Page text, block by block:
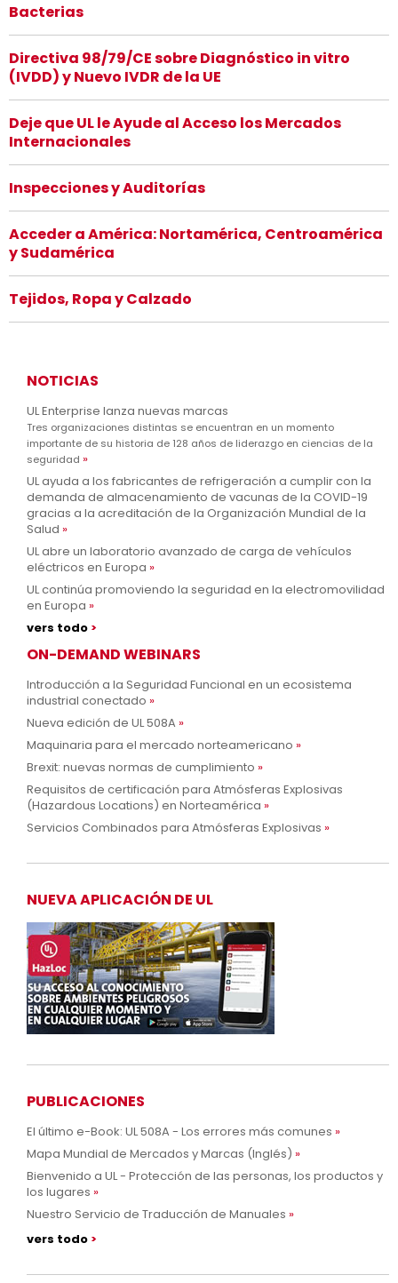
Bacterias
Directiva 98/79/CE sobre Diagnóstico in vitro
(IVDD) y Nuevo IVDR de la UE
Deje que UL le Ayude al Acceso los Mercados
Internacionales
Inspecciones y Auditorías
Acceder a América: Nortamérica, Centroamérica
y Sudamérica
Tejidos, Ropa y Calzado
NOTICIAS
UL Enterprise lanza nuevas marcas
Tres organizaciones distintas se encuentran en un momento
importante de su historia de 128 años de liderazgo en ciencias de la
seguridad
UL ayuda a los fabricantes de refrigeración a cumplir con la
demanda de almacenamiento de vacunas de la COVID-19
gracias a la acreditación de la Organización Mundial de la
Salud
UL abre un laboratorio avanzado de carga de vehículos
eléctricos en Europa
UL continúa promoviendo la seguridad en la electromovilidad
en Europa
vers todo
ON-DEMAND WEBINARS
Introducción a la Seguridad Funcional en un ecosistema
industrial conectado
Nueva edición de UL 508A
Maquinaria para el mercado norteamericano
Brexit: nuevas normas de cumplimiento
Requisitos de certificación para Atmósferas Explosivas
(Hazardous Locations) en Norteamérica
Servicios Combinados para Atmósferas Explosivas
NUEVA APLICACIÓN DE UL
PUBLICACIONES
El último e-Book: UL 508A - Los errores más comunes
Mapa Mundial de Mercados y Marcas (Inglés)
Bienvenido a UL - Protección de las personas, los productos y
los lugares
Nuestro Servicio de Traducción de Manuales
vers todo